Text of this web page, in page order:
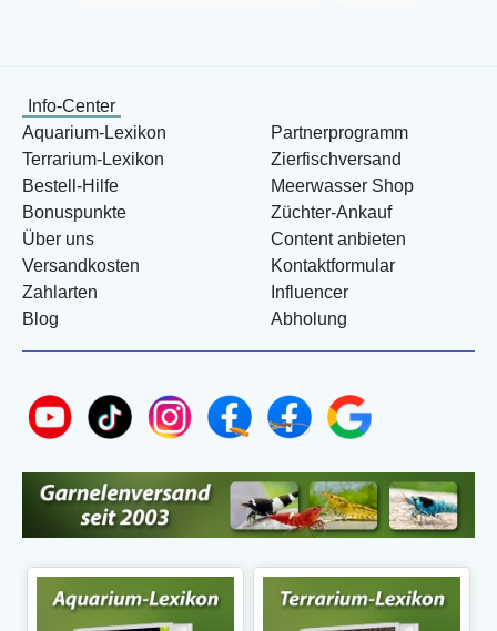
Info-Center
Aquarium-Lexikon
Terrarium-Lexikon
Bestell-Hilfe
Bonuspunkte
Über uns
Versandkosten
Zahlarten
Blog
Partnerprogramm
Zierfischversand
Meerwasser Shop
Züchter-Ankauf
Content anbieten
Kontaktformular
Influencer
Abholung